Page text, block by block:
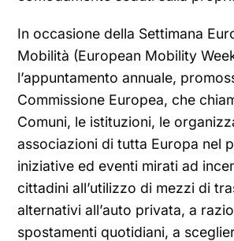
In occasione della Settimana
Mobilità (European Mobility
l’appuntamento annuale,
Commissione Europea, che
Comuni, le istituzioni, le
associazioni di tutta Europa nel
iniziative ed eventi mirati ad
cittadini all’utilizzo di mezzi di
alternativi all’auto privata, a
spostamenti quotidiani, a